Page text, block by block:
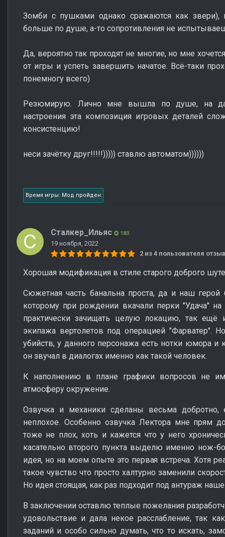
Зомби с пушками однако сражаются как
больше по душе, а-то сопротивления не
Да, вероятно так проходят не многие, но мне
от игры и успеть завершить начатое. Всё-таки
понемногу всего)
Резюмирую. Лично мне вышла по душе, на
настроения эта композиция игровых деталей
консистенцию!
неси зачётку друг!!!!!))))) ставлю автоматом))))))
Время игры: Мод пройден
Сталкер_Ильяс 183
19 ноября, 2022
2 из 4 пользователя
Хорошая модификация в стиле старого доброго
Сюжетная часть банальна проста, да и наш
которому при рождении вкачали перки "Удача"
практически зачищать целую локацию, так
экипажа вертолетов под операцией "Фарватер".
убийств, у данного персонажа есть нотки юмора и
он звучал в диалогах именно как такой человек.
К наполнению в плане графики вопросов не
атмосферу окружение.
Озвучка и механики сделаны весьма
неплохое. Особенно озвучка Лектора мне прям
тоже не плох, хоть и кажется что у него
касательно второго пункта выделю именно нож-
идея, но на моем опыте это первая встреча. Хотя
такое чувство что просто халтурно заменили
Но идея стоящая, как раз подходит под антураж
В заключении оставлю теплые пожелания
удовольствие и дала некое расслабление, так
заданий и особо сильно думать, что то искать,